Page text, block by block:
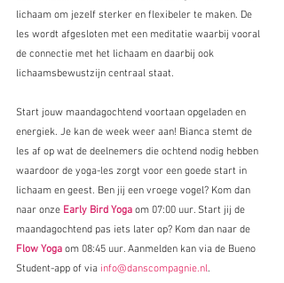
lichaam om jezelf sterker en flexibeler te maken. De
les wordt afgesloten met een meditatie waarbij vooral
de connectie met het lichaam en daarbij ook
lichaamsbewustzijn centraal staat.
Start jouw maandagochtend voortaan opgeladen en
energiek. Je kan de week weer aan! Bianca stemt de
les af op wat de deelnemers die ochtend nodig hebben
waardoor de yoga-les zorgt voor een goede start in
lichaam en geest. Ben jij een vroege vogel? Kom dan
naar onze Early Bird Yoga om 07:00 uur. Start jij de
maandagochtend pas iets later op? Kom dan naar de
Flow Yoga om 08:45 uur. Aanmelden kan via de Bueno
Student-app of via info@danscompagnie.nl.